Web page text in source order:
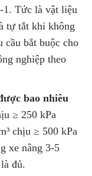
1. Tức là vật liệu
tự tắt khi không
cầu bắt buộc cho
nghiệp theo
bao nhiêu
≥ 250 kPa
chịu ≥ 500 kPa
xe nâng 3-5
đủ.